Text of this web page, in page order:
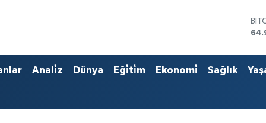
Anali̇z Dünya Eği̇ti̇m Ekonomi̇ Sağlık